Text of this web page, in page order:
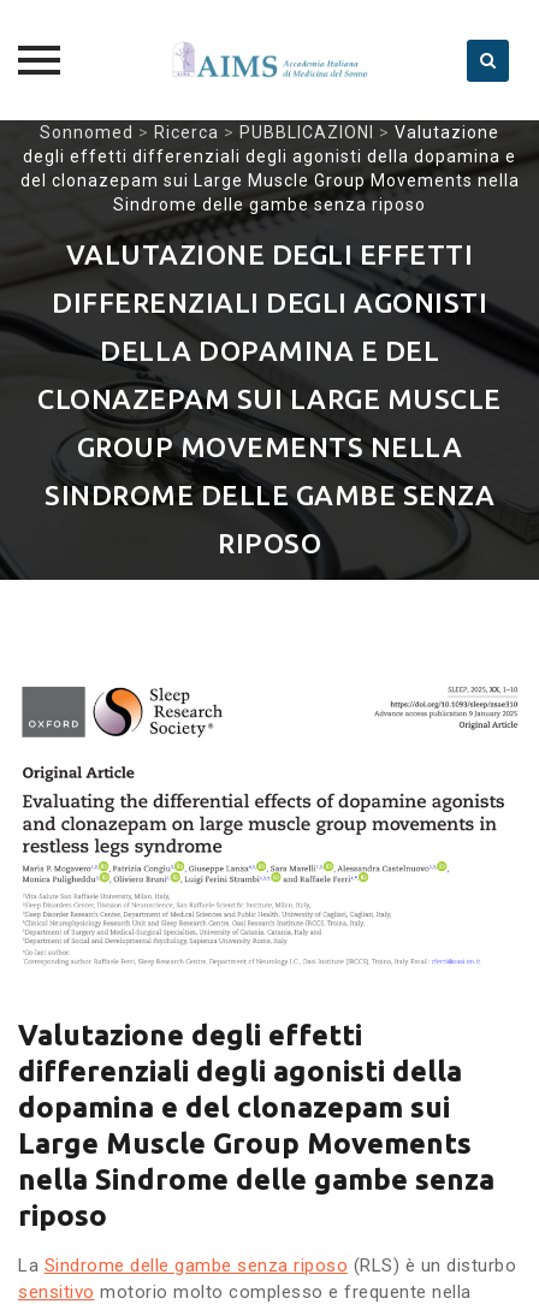
Skip
to
content
Sonnomed > Ricerca > PUBBLICAZIONI > Valutazione
degli effetti differenziali degli agonisti della dopamina e
del clonazepam sui Large Muscle Group Movements nella
Sindrome delle gambe senza riposo
VALUTAZIONE DEGLI EFFETTI
DIFFERENZIALI DEGLI AGONISTI
DELLA DOPAMINA E DEL
CLONAZEPAM SUI LARGE MUSCLE
GROUP MOVEMENTS NELLA
SINDROME DELLE GAMBE SENZA
RIPOSO
Valutazione degli effetti
differenziali degli agonisti della
dopamina e del clonazepam sui
Large Muscle Group Movements
nella Sindrome delle gambe senza
riposo
La Sindrome delle gambe senza riposo (RLS) è un disturbo
sensitivo motorio molto complesso e frequente nella